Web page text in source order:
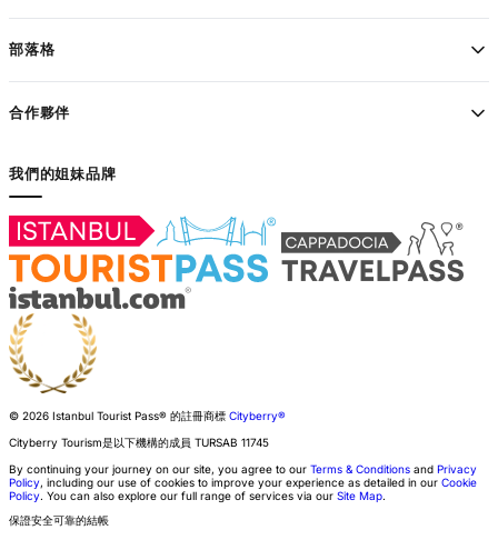
部落格
合作夥伴
我們的姐妹品牌
© 2026 Istanbul Tourist Pass® 的註冊商標 Cityberry®
Cityberry Tourism是以下機構的成員 TURSAB 11745
By continuing your journey on our site, you agree to our Terms & Conditions and Privacy
Policy, including our use of cookies to improve your experience as detailed in our Cookie
Policy. You can also explore our full range of services via our Site Map.
保證安全可靠的結帳